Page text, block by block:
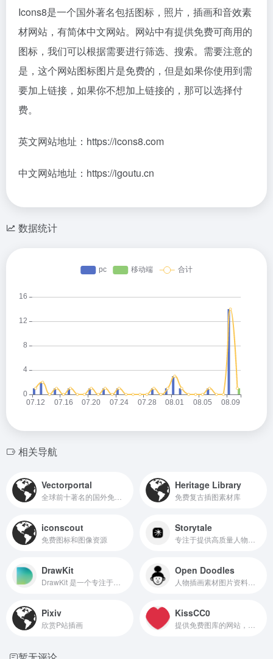
Icons8是一个国外著名包括图标，照片，插画和音效素
材网站，有简体中文网站。网站中有提供免费可商用的
图标，我们可以根据需要进行筛选、搜索。需要注意的
是，这个网站图标图片是免费的，但是如果你使用到需
要加上链接，如果你不想加上链接的，那可以选择付
费。
英文网站地址：https://icons8.com
中文网站地址：https://igoutu.cn
数据统计
相关导航
Vectorportal Heritage Library
免费复古插图素材库
iconscout
免费图标和图像资源
Storytale
DrawKit Open Doodles
Pixiv
欣赏P站插画
KissCC0